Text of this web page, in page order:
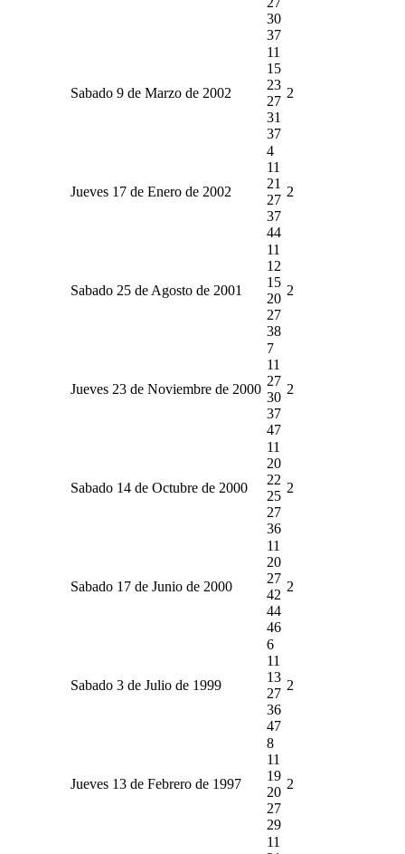
30
37
Sabado 9 de Marzo de 2002
11
15
23
27
31
37
2
Jueves 17 de Enero de 2002
4
11
21
27
37
44
2
Sabado 25 de Agosto de 2001
11
12
15
20
27
38
2
Jueves 23 de Noviembre de 2000
7
11
27
30
37
47
2
Sabado 14 de Octubre de 2000
11
20
22
25
27
36
2
Sabado 17 de Junio de 2000
11
20
27
42
44
46
2
Sabado 3 de Julio de 1999
6
11
13
27
36
47
2
Jueves 13 de Febrero de 1997
8
11
19
20
27
29
2
11